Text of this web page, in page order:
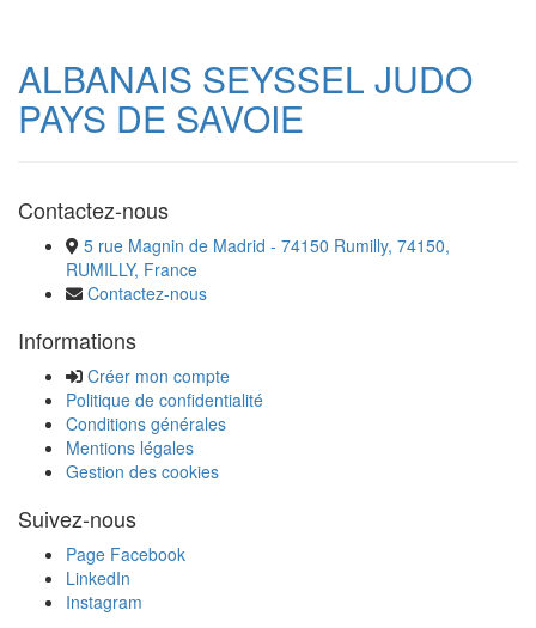
ALBANAIS SEYSSEL JUDO
PAYS DE SAVOIE
Contactez-nous
5 rue Magnin de Madrid - 74150 Rumilly, 74150,
RUMILLY, France
Contactez-nous
Informations
Créer mon compte
Politique de confidentialité
Conditions générales
Mentions légales
Gestion des cookies
Suivez-nous
Page Facebook
LinkedIn
Instagram